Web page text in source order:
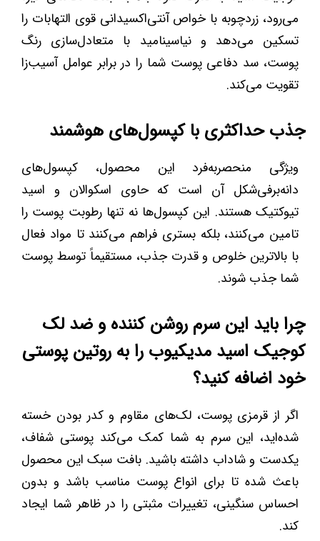
می‌رود، زردچوبه با خواص آنتی‌اکسیدانی قوی التهابات را
تسکین می‌دهد و نیاسینامید با متعادل‌سازی رنگ
پوست، سد دفاعی پوست شما را در برابر عوامل آسیب‌زا
تقویت می‌کند.
جذب حداکثری با کپسول‌های هوشمند
ویژگی منحصر‌به‌فرد این محصول، کپسول‌های
دانه‌برفی‌شکل آن است که حاوی اسکوالان و اسید
تیوکتیک هستند. این کپسول‌ها نه تنها رطوبت پوست را
تامین می‌کنند، بلکه بستری فراهم می‌کنند تا مواد فعال
با بالاترین خلوص و قدرت جذب، مستقیماً توسط پوست
شما جذب شوند.
چرا باید این سرم روشن کننده و ضد لک
کوجیک اسید مدیکیوب را به روتین پوستی
خود اضافه کنید؟
اگر از قرمزی پوست، لک‌های مقاوم و کدر بودن خسته
شده‌اید، این سرم به شما کمک می‌کند پوستی شفاف،
یکدست و شاداب داشته باشید. بافت سبک این محصول
باعث شده تا برای انواع پوست مناسب باشد و بدون
احساس سنگینی، تغییرات مثبتی را در ظاهر شما ایجاد
کند.